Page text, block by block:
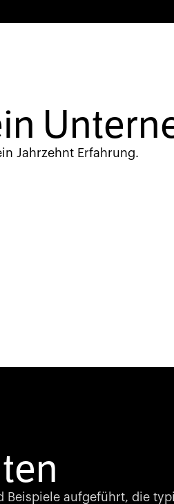
Jahrzehnt Erfahrung.
Beispiele aufgeführt, die